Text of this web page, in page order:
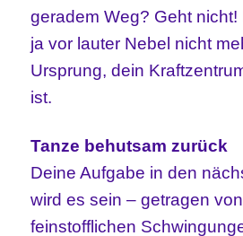
geradem Weg? Geht
ja vor lauter Nebel nicht
Ursprung, dein
ist.
Tanze behutsam zurück
Deine Aufgabe in den
wird es sein – getragen
feinstofflichen